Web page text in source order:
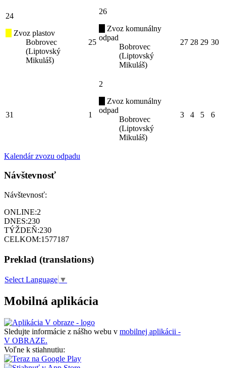
24
Zvoz plastov
Bobrovec
(Liptovský
Mikuláš)
25
26
Zvoz komunálny
odpad
Bobrovec
(Liptovský
Mikuláš)
27 28 29 30
31 1
2
Zvoz komunálny
odpad
Bobrovec
(Liptovský
Mikuláš)
3 4 5 6
Kalendár zvozu odpadu
Návštevnosť
Návštevnosť:
ONLINE:2
DNES:230
TÝŽDEŇ:230
CELKOM:1577187
Preklad (translations)
Select Language ▼
Mobilná aplikácia
Sledujte informácie z nášho webu v mobilnej aplikácii -
V OBRAZE.
Voľne k stiahnutiu: